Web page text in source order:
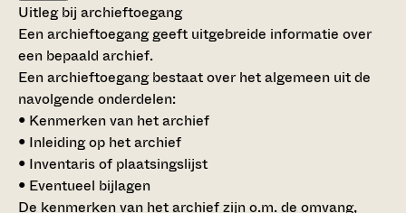
Uitleg bij archieftoegang
Een archieftoegang geeft uitgebreide informatie over
een bepaald archief.
Een archieftoegang bestaat over het algemeen uit de
navolgende onderdelen:
• Kenmerken van het archief
• Inleiding op het archief
• Inventaris of plaatsingslijst
• Eventueel bijlagen
De kenmerken van het archief zijn o.m. de omvang,